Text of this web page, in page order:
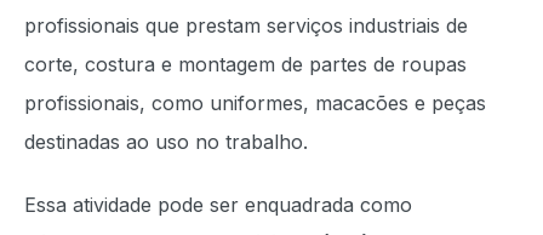
profissionais que prestam serviços industriais de
corte, costura e montagem de partes de roupas
profissionais, como uniformes, macacões e peças
destinadas ao uso no trabalho.
Essa atividade pode ser enquadrada como